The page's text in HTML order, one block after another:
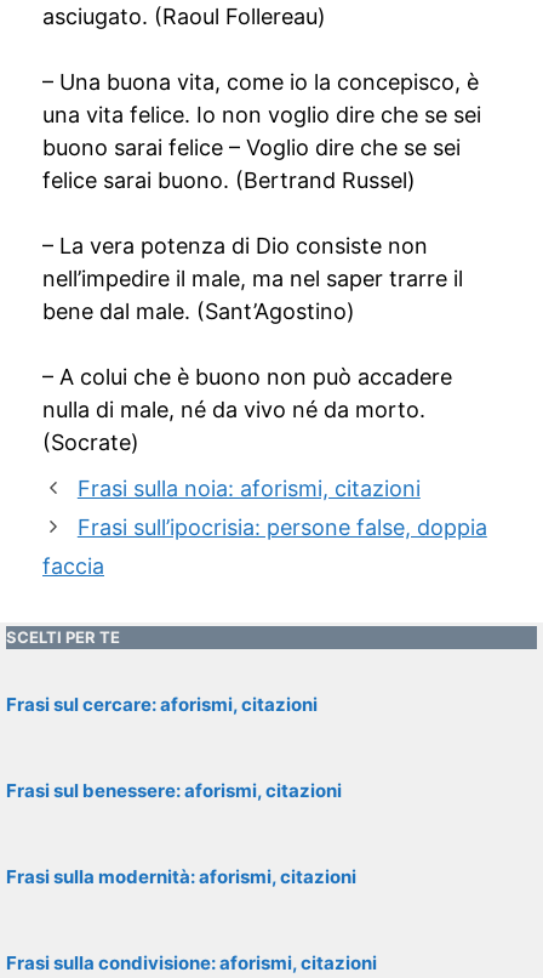
asciugato. (Raoul Follereau)
– Una buona vita, come io la concepisco, è
una vita felice. Io non voglio dire che se sei
buono sarai felice – Voglio dire che se sei
felice sarai buono. (Bertrand Russel)
– La vera potenza di Dio consiste non
nell’impedire il male, ma nel saper trarre il
bene dal male. (Sant’Agostino)
– A colui che è buono non può accadere
nulla di male, né da vivo né da morto.
(Socrate)
Frasi sulla noia: aforismi, citazioni
Frasi sull’ipocrisia: persone false, doppia
faccia
SCELTI PER TE
Frasi sul cercare: aforismi, citazioni
Frasi sul benessere: aforismi, citazioni
Frasi sulla modernità: aforismi, citazioni
Frasi sulla condivisione: aforismi, citazioni